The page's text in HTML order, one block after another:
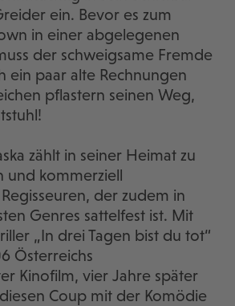
ein. Bevor es zum
in einer abgelegenen
der schweigsame Fremde
ein paar alte Rechnungen
pflastern seinen Weg,
zählt in seiner Heimat zu
und kommerziell
der zudem in
Genres sattelfest ist. Mit
„In drei Tagen bist du tot“
Österreichs
Kinofilm, vier Jahre später
Coup mit der Komödie